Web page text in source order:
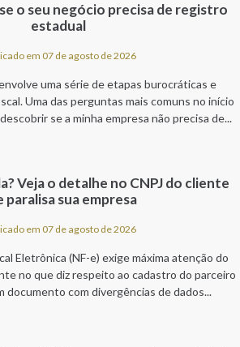
o seu negócio precisa de registro
estadual
em 07 de agosto de 2026
uma série de etapas burocráticas e
Uma das perguntas mais comuns no início
se a minha empresa não precisa de...
Veja o detalhe no CNPJ do cliente
paralisa sua empresa
em 07 de agosto de 2026
Eletrônica (NF-e) exige máxima atenção do
no que diz respeito ao cadastro do parceiro
documento com divergências de dados...